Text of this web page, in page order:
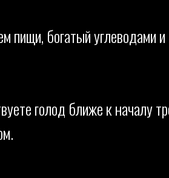
пищи, богатый углеводами
голод ближе к началу